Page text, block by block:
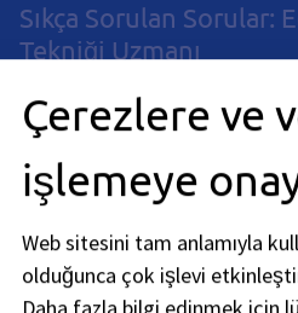
Sıkça Sorulan Sorular:
Tekniği Uzmanı
Hangi gereklilikleri yerine
gerekiyor?
Wie läuft die Ausbildung
Çerezlere ve
işlemeye
Web sitesini tam anlamıyla
olduğunca çok işlevi